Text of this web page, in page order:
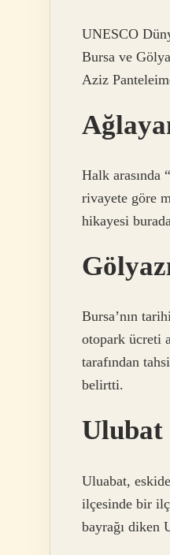
UNESCO
Bursa ve
Aziz
Halk arasında
rivayete göre
hikayesi
Bursa’nın
otopark ücreti
tarafından
belirtti.
Ulubat
Uluabat,
ilçesinde bir
bayrağı diken